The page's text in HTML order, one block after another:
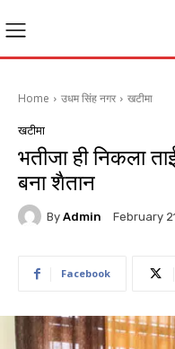
Home उधम सिंह नगर खटीमा
खटीमा
भतीजा ही निकला
बना शैतान
By Admin February
Facebook